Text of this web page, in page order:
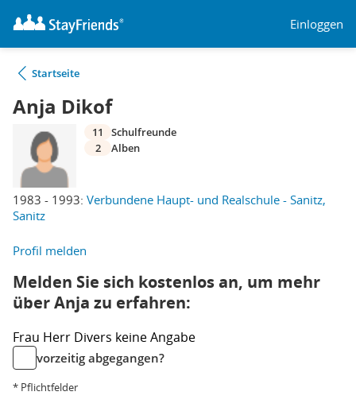
Einloggen
Startseite
Anja Dikof
1983 - 1993: Verbundene Haupt- und Realschule - Sanitz,
Sanitz
11
Schulfreunde
2
Alben
Profil melden
Melden Sie sich kostenlos an, um mehr
über Anja zu erfahren:
Frau Herr Divers keine Angabe
vorzeitig abgegangen?
* Pflichtfelder